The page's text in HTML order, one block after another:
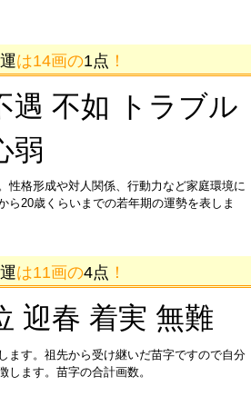
は14画の1点 ！
遇 不如 トラブル
弱
性格形成や対人関係、行動力など家庭環境に
ら20歳くらいまでの若年期の運勢を表しま
は11画の4点 ！
迎春 着実 無難
ます。祖先から受け継いだ苗字ですので自分
します。苗字の合計画数。